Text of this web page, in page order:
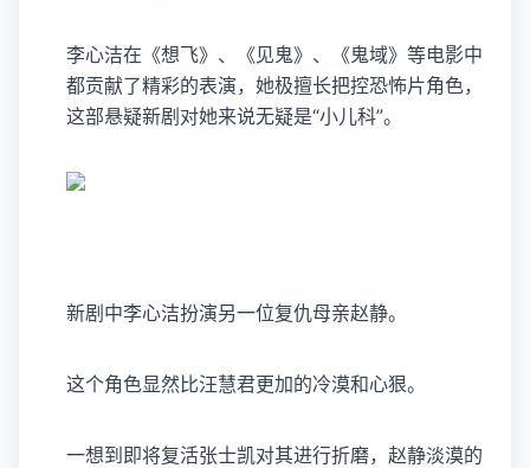
李心洁在《想飞》、《见鬼》、《鬼域》等电影中
都贡献了精彩的表演，她极擅长把控恐怖片角色，
这部悬疑新剧对她来说无疑是“小儿科”。
新剧中李心洁扮演另一位复仇母亲赵静。
这个角色显然比汪慧君更加的冷漠和心狠。
一想到即将复活张士凯对其进行折磨，赵静淡漠的